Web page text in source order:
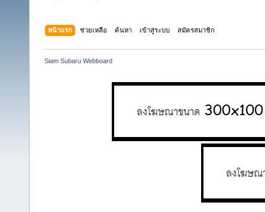
หน้าแรก ช่วยเหลือ ค้นหา เข้าสู่ระบบ สมัครสมาชิก
Siam Subaru Webboard